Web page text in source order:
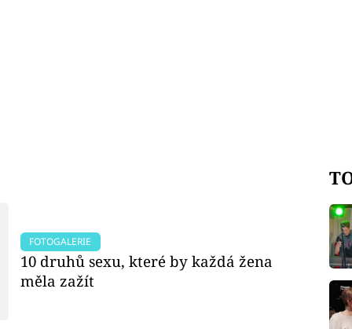
FOTOGALERIE
10 druhů sexu, které by každá žena
měla zažít